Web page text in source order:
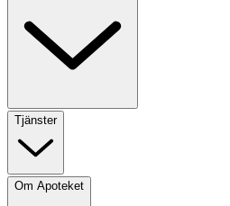
Tjänster
Om Apoteket